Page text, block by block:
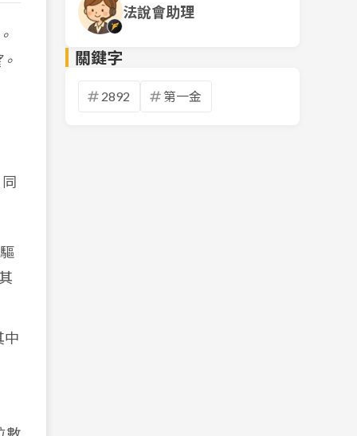
中
法說會助理
關鍵字
2892 第一金